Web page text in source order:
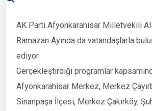
AK Parti Afyonkarahisar Milletvekili
Ramazan Ayında da vatandaşlarla
ediyor.
Gerçekleştirdiği programlar
Afyonkarahisar Merkez, Merkez
Sinanpaşa İlçesi, Merkez Çakırköy,